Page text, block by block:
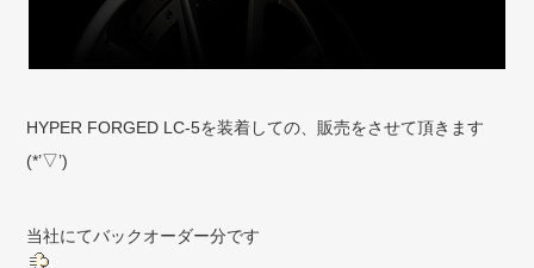
HYPER FORGED LC-5を装着しての、販売をさせて頂きます
(*’▽’)
当社にてバックオーダー分です